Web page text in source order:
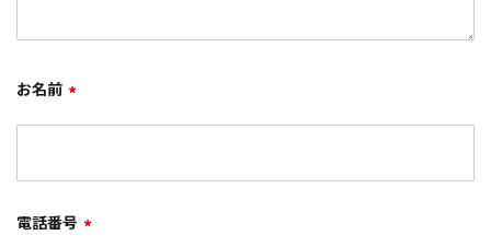
お名前 *
電話番号 *